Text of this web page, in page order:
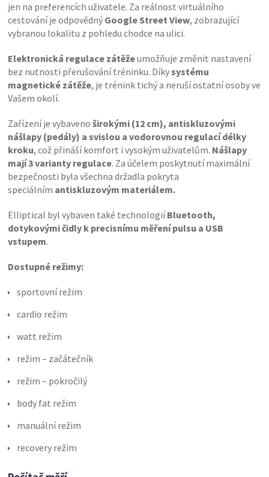
jen na preferencích uživatele. Za reálnost virtuálního
cestování je odpovědný Google Street View, zobrazující
vybranou lokalitu z pohledu chodce na ulici.
Elektronická regulace zátěžeumožňuje změnit nastavení
bez nutnosti přerušování tréninku. Díkysystému
magnetické zátěže, je trénink tichý a neruší ostatní osoby ve
Vašem okolí.
Zařízení je vybavenoširokými (12 cm), antiskluzovými
nášlapy (pedály) a svislou a vodorovnou regulací délky
kroku, což přináší komfort i vysokým uživatelům. Nášlapy
mají 3 varianty regulace. Za účelem poskytnutí maximální
bezpečnosti byla všechna držadla pokryta
speciálním antiskluzovým materiálem.
Elliptical byl vybaven také technologiíBluetooth,
dotykovými čidly k precisnímu měření pulsu a USB
vstupem.
Dostupné režimy:
sportovní režim
cardio režim
watt režim
režim – začátečník
režim – pokročilý
body fat režim
manuální režim
recovery režim